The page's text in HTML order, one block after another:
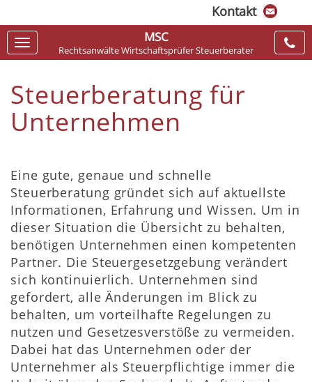
Kontakt
Navigation
ein-/ausblenden
MSC
Rechtsanwälte Wirtschaftsprüfer Steuerberater
Steuerberatung für
Unternehmen
Eine gute, genaue und schnelle
Steuerberatung gründet sich auf aktuellste
Informationen, Erfahrung und Wissen. Um in
dieser Situation die Übersicht zu behalten,
benötigen Unternehmen einen kompetenten
Partner. Die Steuergesetzgebung verändert
sich kontinuierlich. Unternehmen sind
gefordert, alle Änderungen im Blick zu
behalten, um vorteilhafte Regelungen zu
nutzen und Gesetzesverstöße zu vermeiden.
Dabei hat das Unternehmen oder der
Unternehmer als Steuerpflichtige immer die